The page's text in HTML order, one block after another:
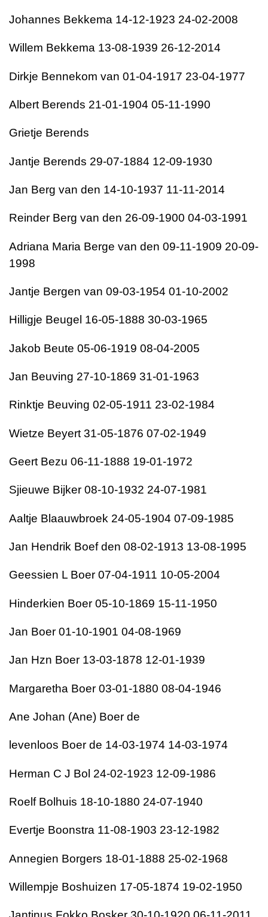
Johannes Bekkema 14-12-1923 24-02-2008
Willem Bekkema 13-08-1939 26-12-2014
Dirkje Bennekom van 01-04-1917 23-04-1977
Albert Berends 21-01-1904 05-11-1990
Grietje Berends
Jantje Berends 29-07-1884 12-09-1930
Jan Berg van den 14-10-1937 11-11-2014
Reinder Berg van den 26-09-1900 04-03-1991
Adriana Maria Berge van den 09-11-1909 20-09-
1998
Jantje Bergen van 09-03-1954 01-10-2002
Hilligje Beugel 16-05-1888 30-03-1965
Jakob Beute 05-06-1919 08-04-2005
Jan Beuving 27-10-1869 31-01-1963
Rinktje Beuving 02-05-1911 23-02-1984
Wietze Beyert 31-05-1876 07-02-1949
Geert Bezu 06-11-1888 19-01-1972
Sjieuwe Bijker 08-10-1932 24-07-1981
Aaltje Blaauwbroek 24-05-1904 07-09-1985
Jan Hendrik Boef den 08-02-1913 13-08-1995
Geessien L Boer 07-04-1911 10-05-2004
Hinderkien Boer 05-10-1869 15-11-1950
Jan Boer 01-10-1901 04-08-1969
Jan Hzn Boer 13-03-1878 12-01-1939
Margaretha Boer 03-01-1880 08-04-1946
Ane Johan (Ane) Boer de
levenloos Boer de 14-03-1974 14-03-1974
Herman C J Bol 24-02-1923 12-09-1986
Roelf Bolhuis 18-10-1880 24-07-1940
Evertje Boonstra 11-08-1903 23-12-1982
Annegien Borgers 18-01-1888 25-02-1968
Willempje Boshuizen 17-05-1874 19-02-1950